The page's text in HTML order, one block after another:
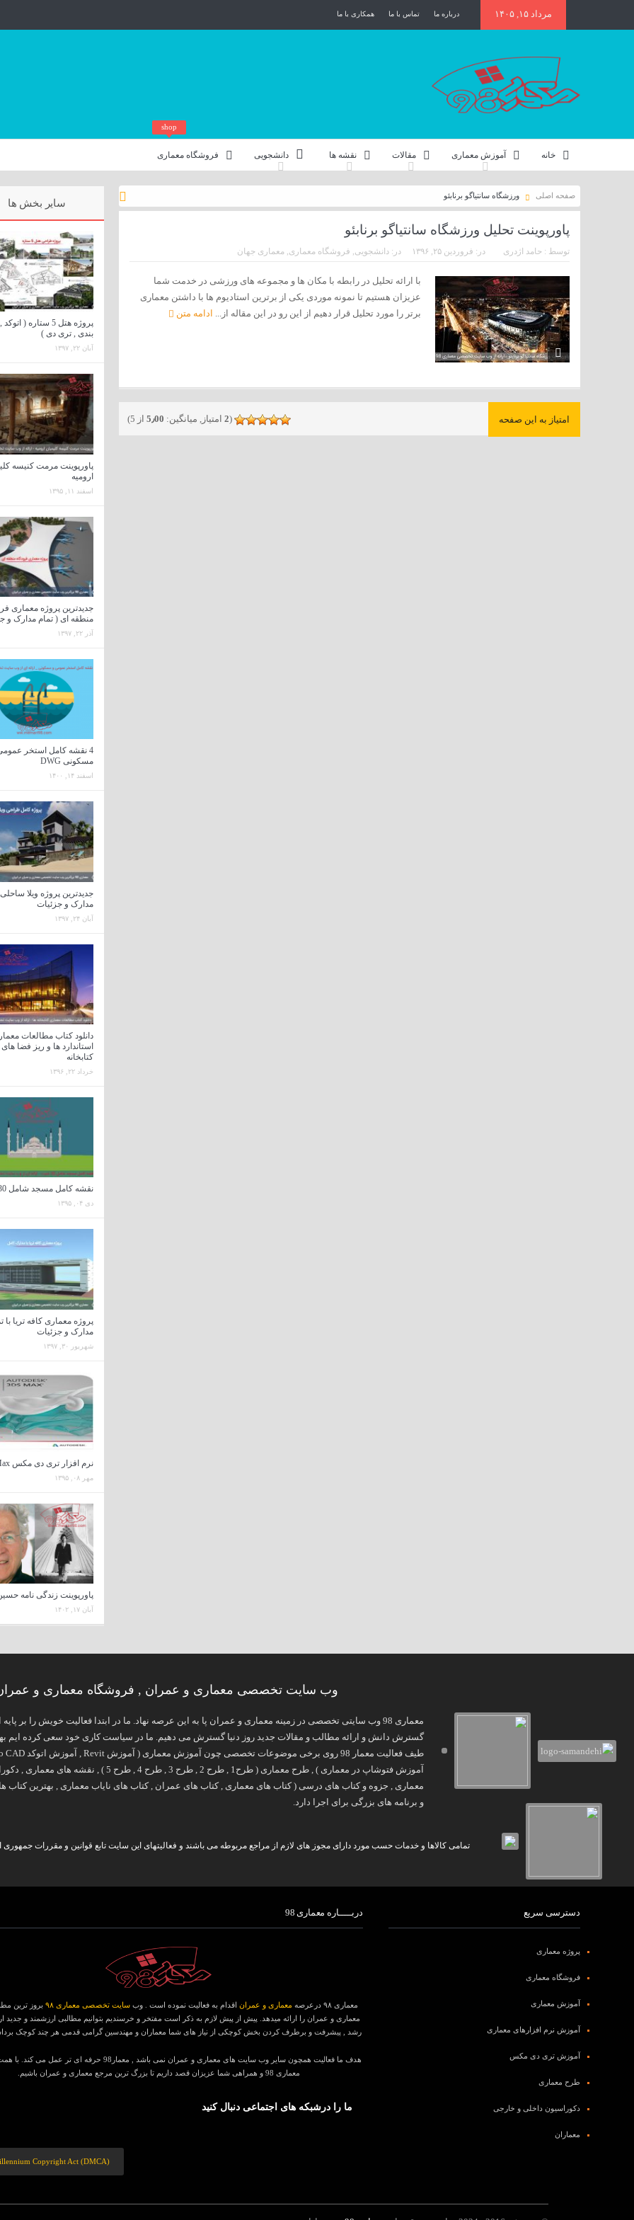
مرداد ۱۵, ۱۴۰۵ درباره ما تماس با ما همکاری با ما
خانه آموزش معماری مقالات نقشه ها دانشجویی فروشگاه معماری
shop
صفحه اصلی ورزشگاه سانتیاگو برنابئو
پاورپوینت تحلیل ورزشگاه سانتیاگو برنابئو
توسط :حامد اژدری در: فروردین ۲۵, ۱۳۹۶ در:دانشجویی, فروشگاه معماری,معماری جهان
با ارائه تحلیل در رابطه با مکان ها و مجموعه های ورزشی در خدمت شما
عزیزان هستیم تا نمونه موردی یکی از برترین استادیوم ها با داشتن معماری
برتر را مورد تحلیل قرار دهیم از این رو در این مقاله از...
ادامه متن
امتیاز به این صفحه (
2 امتیاز, میانگین: 5٫00 از 5)
سایر بخش ها
پروژه هتل 5 ستاره (
بندی , تری دی )
آبان ۲۲, ۱۳۹۷
پاورپوینت مرمت کنیسه
ارومیه
اسفند ۱۱, ۱۳۹۵
جدیدترین پروژه معماری
منطقه ای ( تمام مدارک و
آذر ۲۲, ۱۳۹۷
4 نقشه کامل استخر
مسکونی DWG
اسفند ۱۴, ۱۴۰۰
جدیدترین پروژه ویلا ساحلی
مدارک و جزئیات
آبان ۲۴, ۱۳۹۷
دانلود کتاب مطالعات
استاندارد ها و ریز فضا های
کتابخانه
خرداد ۲۲, ۱۳۹۶
نقشه کامل مسجد شامل 30 شیت
دی ۰۴, ۱۳۹۵
پروژه معماری کافه تریا با
مدارک و جزئیات
شهریور ۳۰, ۱۳۹۷
نرم افزار تری دی مکس 3D Max
مهر ۰۸, ۱۳۹۵
پاورپوینت زندگی نامه
آبان ۱۷, ۱۴۰۲
وب سایت تخصصی معماری و عمران , فروشگاه معماری و عمران
معماری 98 وب سایتی تخصصی در زمینه معماری و عمران پا به این عرصه نهاد. ما در ابتدا فعالیت خویش را
گسترش دانش و ارائه مطالب و مقالات جدید روز دنیا گسترش می دهیم. ما در سیاست کاری خود سعی کرده ایم
آموزش فتوشاپ در معماری ) , طرح معماری ( طرح1
و برنامه های بزرگی برای اجرا دارد.
تمامی کالاها و خدمات حسب مورد دارای مجوز های لازم از مراجع مربوطه می باشند و فعالیتهای این سایت تابع قوانین و مقررات جمهوری
دسترسی سریع
پروژه معماری
فروشگاه معماری
آموزش معماری
آموزش نرم افزارهای معماری
آموزش تری دی مکس
طرح معماری
دکوراسیون داخلی و خارجی
معماران
دربـــــاره معماری 98
معماری ۹۸ درعرصه معماری و عمراناقدام به فعالیت نموده است . وب سایت تخصصی معماری ۹۸
بروز ترین
معماری و عمران را ارائه میدهد. پیش از پیش لازم به ذکر است مفتخر و خرسندیم بتوانیم مطالبی ارزشمند و جدید
رشد , پیشرفت و برطرف کردن بخش کوچکی از نیاز های شما معماران و مهندسین گرامی قدمی هر چند کوچک
هدف ما فعالیت همچون سایر وب سایت های معماری و عمران نمی باشد , معمار98 حرفه
معماری 98 و همراهی شما عزیزان قصد داریم تا بزرگ ترین مرجع معماری و عمران باشیم.
ما را درشبکه های اجتماعی دنبال کنید
Copyright Act (DMCA)